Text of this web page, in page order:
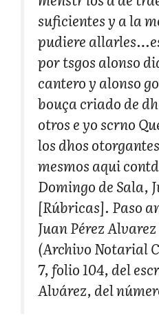
suficientes y a la
pudiere
por tsgos alonso
cantero y alonso
bouça criado de
otros e yo scrno
los dhos
mesmos aqui
Domingo de Sala,
[Rúbricas]. Paso
Juan Pérez
(Archivo Notarial
7, folio 104, del
Alvárez, del